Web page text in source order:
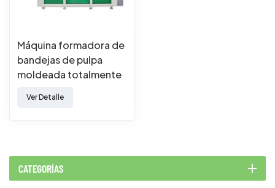
Máquina formadora de
bandejas de pulpa
moldeada totalmente
Ver Detalle
CATEGORÍAS